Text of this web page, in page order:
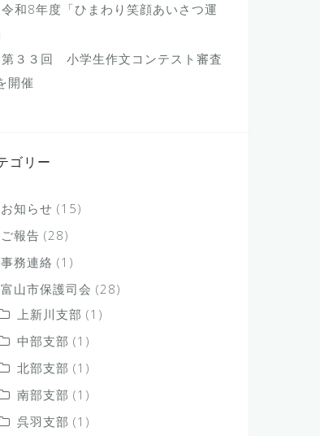
令和8年度「ひまわり笑顔あいさつ運
第３３回 小学生作文コンテスト審査
開催
ゴリー
お知らせ (15)
ご報告 (28)
事務連絡 (1)
富山市保護司会 (28)
上新川支部 (1)
中部支部 (1)
北部支部 (1)
南部支部 (1)
呉羽支部 (1)